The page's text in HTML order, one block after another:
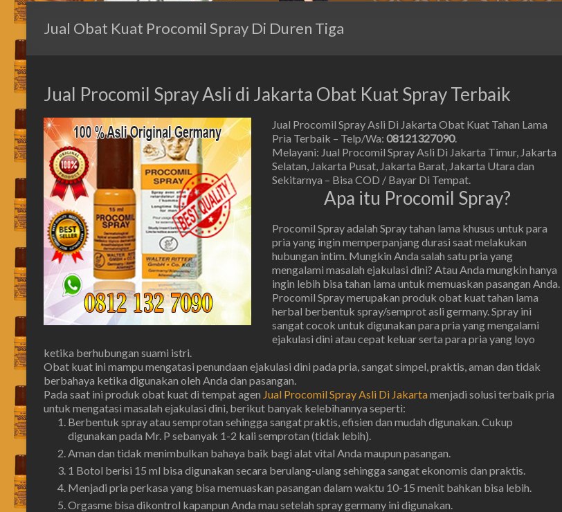
Jual Obat Kuat Procomil Spray Di Duren Tiga
Jual Procomil Spray Asli di Jakarta Obat Kuat Spray Terbaik
Jual Procomil Spray Asli Di Jakarta Obat Kuat Tahan Lama
Pria Terbaik – Telp/Wa: 08121327090.
Melayani: Jual Procomil Spray Asli Di Jakarta Timur, Jakarta
Selatan, Jakarta Pusat, Jakarta Barat, Jakarta Utara dan
Sekitarnya – Bisa COD / Bayar Di Tempat.
Apa itu Procomil Spray?
Procomil Spray adalah Spray tahan lama khusus untuk para
pria yang ingin memperpanjang durasi saat melakukan
hubungan intim. Mungkin Anda salah satu pria yang
mengalami masalah ejakulasi dini? Atau Anda mungkin hanya
ingin lebih bisa tahan lama untuk memuaskan pasangan Anda.
Procomil Spray merupakan produk obat kuat tahan lama
herbal berbentuk spray/semprot asli germany. Spray ini
sangat cocok untuk digunakan para pria yang mengalami
ejakulasi dini atau cepat keluar serta para pria yang loyo
ketika berhubungan suami istri.
Obat kuat ini mampu mengatasi penundaan ejakulasi dini pada pria, sangat simpel, praktis, aman dan tidak
berbahaya ketika digunakan oleh Anda dan pasangan.
Pada saat ini produk obat kuat di tempat agen Jual Procomil Spray Asli Di Jakartamenjadi solusi terbaik pria
untuk mengatasi masalah ejakulasi dini, berikut banyak kelebihannya seperti:
Berbentuk spray atau semprotan sehingga sangat praktis, efisien dan mudah digunakan. Cukup
digunakan pada Mr. P sebanyak 1-2 kali semprotan (tidak lebih).
Aman dan tidak menimbulkan bahaya baik bagi alat vital Anda maupun pasangan.
1 Botol berisi 15 ml bisa digunakan secara berulang-ulang sehingga sangat ekonomis dan praktis.
Menjadi pria perkasa yang bisa memuaskan pasangan dalam waktu 10-15 menit bahkan bisa lebih.
Orgasme bisa dikontrol kapanpun Anda mau setelah spray germany ini digunakan.